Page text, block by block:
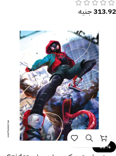
313.92جنيه
-53%